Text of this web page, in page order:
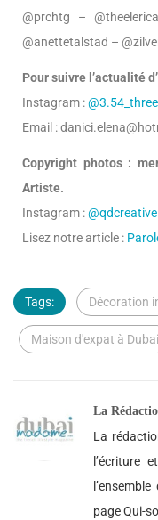
@prchtg –
@anettetalstad –
Pour suivre l’actualité
Instagram :
Email :
Copyright photos :
Artiste.
Instagram :@qdcreative
Lisez notre article :
Tags: Décoration
Maison d'expat à Dubai
La
La
l’écriture
page Qui-